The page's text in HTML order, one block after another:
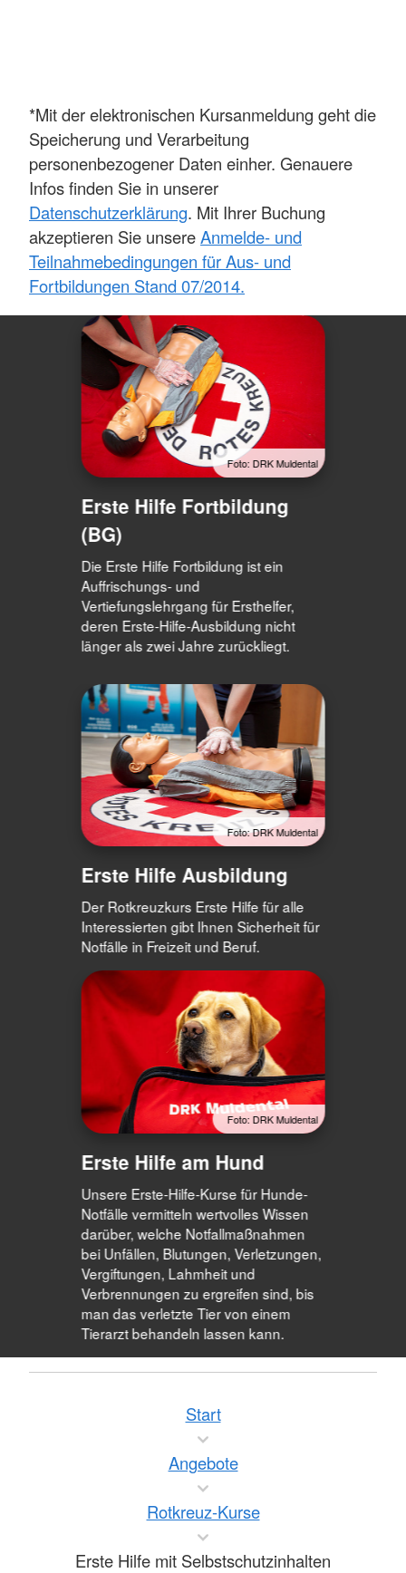
*Mit der elektronischen Kursanmeldung geht die
Speicherung und Verarbeitung
personenbezogener Daten einher. Genauere
Infos finden Sie in unserer
Datenschutzerklärung. Mit Ihrer Buchung
akzeptieren Sie unsereAnmelde- und
Teilnahmebedingungen für Aus- und
Fortbildungen Stand 07/2014.
Foto: DRK Muldental
Erste Hilfe Fortbildung
(BG)
Die Erste Hilfe Fortbildung ist ein
Auffrischungs- und
Vertiefungslehrgang für Ersthelfer,
deren Erste-Hilfe-Ausbildung nicht
länger als zwei Jahre zurückliegt.
Foto: DRK Muldental
Erste Hilfe Ausbildung
Der Rotkreuzkurs Erste Hilfe für alle
Interessierten gibt Ihnen Sicherheit für
Notfälle in Freizeit und Beruf.
Foto: DRK Muldental
Erste Hilfe am Hund
Unsere Erste-Hilfe-Kurse für Hunde-
Notfälle vermitteln wertvolles Wissen
darüber, welche Notfallmaßnahmen
bei Unfällen, Blutungen, Verletzungen,
Vergiftungen, Lahmheit und
Verbrennungen zu ergreifen sind, bis
man das verletzte Tier von einem
Tierarzt behandeln lassen kann.
Start
Angebote
Rotkreuz-Kurse
Erste Hilfe mit Selbstschutzinhalten